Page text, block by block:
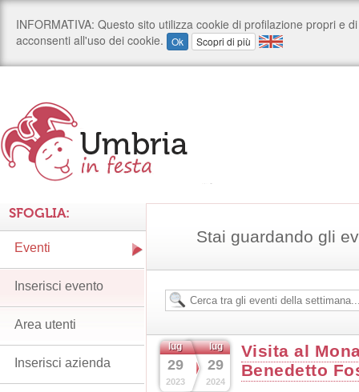
Stai guardando gli
lug
29
2023
lug
29
2024
Visita al
Benedetto
SFOGLIA:
Eventi
Inserisci evento
Area utenti
Inserisci azienda